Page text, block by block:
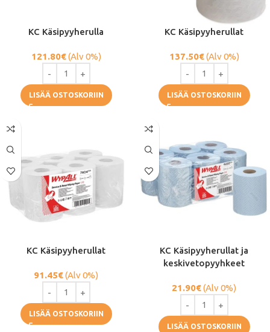
KC Käsipyyherulla
121.80€(Alv 0%)
LISÄÄ OSTOSKORIIN
KC Käsipyyherullat
137.50€(Alv 0%)
LISÄÄ OSTOSKORIIN
KC Käsipyyherullat
91.45€(Alv 0%)
LISÄÄ OSTOSKORIIN
KC Käsipyyherullat ja
keskivetopyyhkeet
21.90€(Alv 0%)
LISÄÄ OSTOSKORIIN